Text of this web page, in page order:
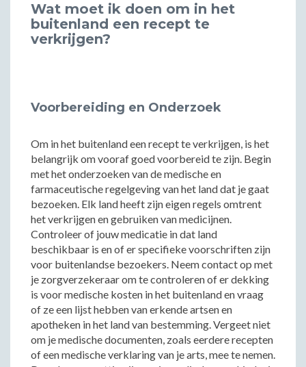
Wat moet ik doen om in het
buitenland een recept te
verkrijgen?
Voorbereiding en Onderzoek
Om in het buitenland een recept te verkrijgen, is het
belangrijk om vooraf goed voorbereid te zijn. Begin
met het onderzoeken van de medische en
farmaceutische regelgeving van het land dat je gaat
bezoeken. Elk land heeft zijn eigen regels omtrent
het verkrijgen en gebruiken van medicijnen.
Controleer of jouw medicatie in dat land
beschikbaar is en of er specifieke voorschriften zijn
voor buitenlandse bezoekers. Neem contact op met
je zorgverzekeraar om te controleren of er dekking
is voor medische kosten in het buitenland en vraag
of ze een lijst hebben van erkende artsen en
apotheken in het land van bestemming. Vergeet niet
om je medische documenten, zoals eerdere recepten
of een medische verklaring van je arts, mee te nemen.